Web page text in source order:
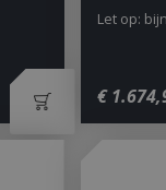
€ 1.674,
Let op: